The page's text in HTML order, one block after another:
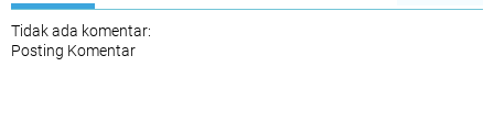
Tidak ada komentar:
Posting Komentar